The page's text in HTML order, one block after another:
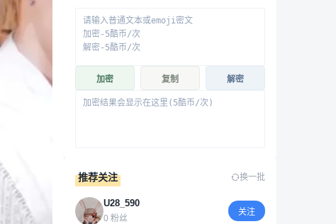
加密 复制 解密
推荐关注 换一批
U28_590
0 粉丝
关注